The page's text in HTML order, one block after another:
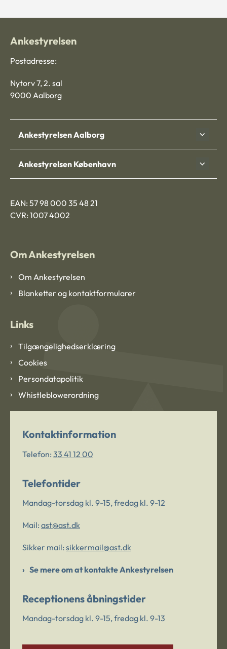
Ankestyrelsen
Postadresse:
Nytorv 7, 2. sal
9000 Aalborg
Ankestyrelsen Aalborg
Ankestyrelsen København
EAN: 57 98 000 35 48 21
CVR: 1007 4002
Om Ankestyrelsen
Om Ankestyrelsen
Blanketter og kontaktformularer
Links
Tilgængelighedserklæring
Cookies
Persondatapolitik
Whistleblowerordning
Kontaktinformation
Telefon: 33 41 12 00
Telefontider
Mandag-torsdag kl. 9-15, fredag kl. 9-12
Mail: ast@ast.dk
Sikker mail: sikkermail@ast.dk
Se mere om at kontakte Ankestyrelsen
Receptionens åbningstider
Mandag-torsdag kl. 9-15, fredag kl. 9-13